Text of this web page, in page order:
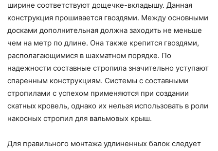
ширине соответствуют дощечке-вкладышу. Данная
конструкция прошивается гвоздями. Между основными
досками дополнительная должна заходить не меньше
чем на метр по длине. Она также крепится гвоздями,
располагающимися в шахматном порядке. По
надежности составные стропила значительно уступают
спаренным конструкциям. Системы с составными
стропилами с успехом применяются при создании
скатных кровель, однако их нельзя использовать в роли
накосных стропил для вальмовых крыш.
Для правильного монтажа удлиненных балок следует